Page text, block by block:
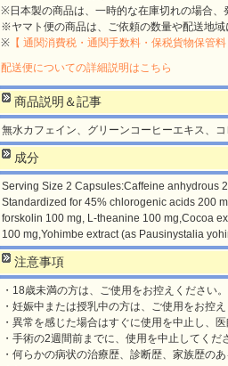
※日本製の商品は、一時的な在庫切れの場合、
※ヤマト便の商品は、ご依頼の数量や配送地域
※ 【 通関消費税・通関手数料・保税貨物保管料
配送便についての詳細説明はこちら
商品説明＆記事
無水カフェイン、グリーンコーヒーエキス、
成分
Serving Size 2 Capsules:Caffeine anhydrous
Standardized for 45% chlorogenic acids 200
forskolin 100 mg, L-theanine 100 mg,Cocoa
100 mg,Yohimbe extract (as Pausinystalia
注意事項
・18歳未満の方は、ご使用をお控えください。
・妊娠中または授乳中の方は、ご使用をお控え
・異常を感じた場合はすぐに使用を中止し、医
・手術の2週間前までに、使用を中止してくだ
・何らかの病状の治療歴、診断歴、家族歴の